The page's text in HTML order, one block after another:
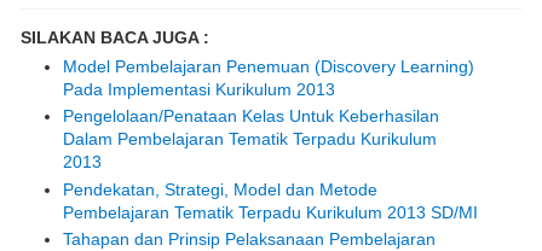
SILAKAN BACA JUGA :
Model Pembelajaran Penemuan (Discovery Learning)
Pada Implementasi Kurikulum 2013
Pengelolaan/Penataan Kelas Untuk Keberhasilan
Dalam Pembelajaran Tematik Terpadu Kurikulum
2013
Pendekatan, Strategi, Model dan Metode
Pembelajaran Tematik Terpadu Kurikulum 2013 SD/MI
Tahapan dan Prinsip Pelaksanaan Pembelajaran